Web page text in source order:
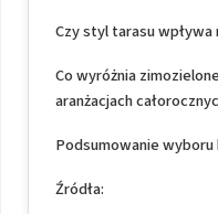
Czy styl tarasu wpływa
Co wyróżnia
aranżacjach
Podsumowanie
Źródła: